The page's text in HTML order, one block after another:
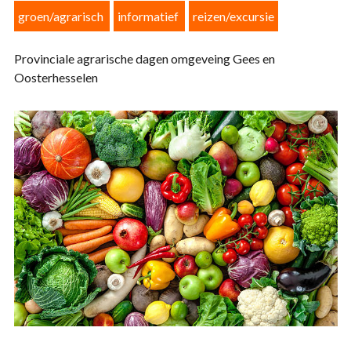
groen/agrarisch informatief reizen/excursie
Provinciale agrarische dagen omgeveing Gees en
Oosterhesselen